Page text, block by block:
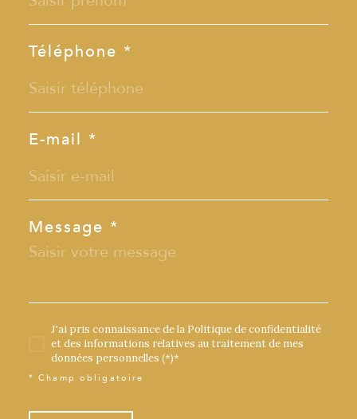
Téléphone *
E-mail *
Message *
J'ai pris connaissance de la Politique de confidentialité
et des informations relatives au traitement de mes
données personnelles (*)*
* Champ obligatoire